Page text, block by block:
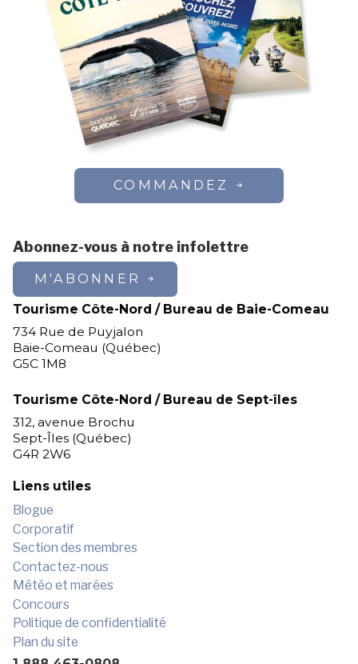
COMMANDEZ
Abonnez-vous à notre infolettre
M'ABONNER
Tourisme Côte-Nord / Bureau de Baie-Comeau
734 Rue de Puyjalon
Baie-Comeau (Québec)
G5C 1M8
Tourisme Côte-Nord / Bureau de Sept-îles
312, avenue Brochu
Sept-Îles (Québec)
G4R 2W6
Liens utiles
Blogue
Corporatif
Section des membres
Contactez-nous
Météo et marées
Concours
Politique de confidentialité
Plan du site